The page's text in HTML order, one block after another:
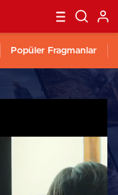
Popüler Fragmanlar